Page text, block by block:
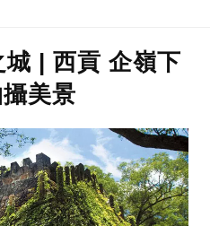
| 西貢 企嶺下
美景